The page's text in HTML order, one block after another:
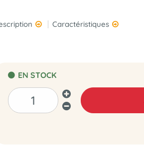
Caractéristiques
EN STOCK